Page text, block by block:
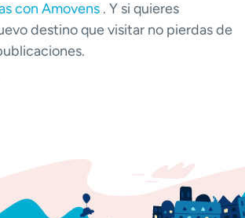
con Amovens . Y si quieres
destino que visitar no pierdas de